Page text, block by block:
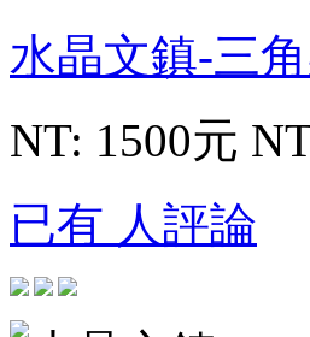
水晶文鎮-三
NT: 1500元
已有 人評論